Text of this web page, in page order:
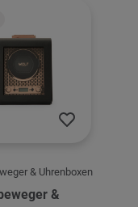
& Uhrenboxen
&